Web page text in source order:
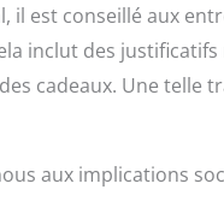
est conseillé aux
inclut des
cadeaux. Une telle
aux implications